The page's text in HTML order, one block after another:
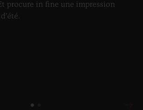
procure in fine une impression